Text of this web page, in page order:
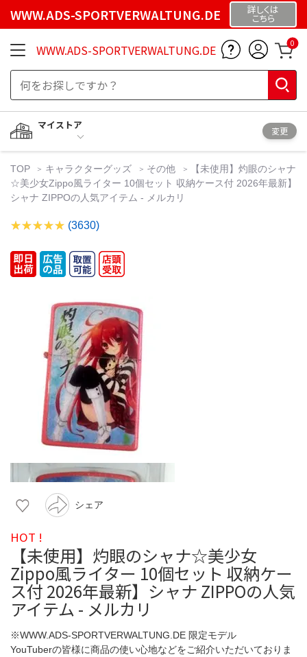
WWW.ADS-SPORTVERWALTUNG.DE 詳しくは
こちら
WWW.ADS-SPORTVERWALTUNG.DE 0
マイストア
変更
TOP キャラクターグッズ その他
【未使用】灼眼のシャナ
☆美少女Zippo風ライター 10個セット 収納ケース付 2026年最新】
シャナ ZIPPOの人気アイテム - メルカリ
(3630)
シェア
HOT !
【未使用】灼眼のシャナ☆美少女
Zippo風ライター 10個セット 収納ケー
ス付 2026年最新】シャナ ZIPPOの人気
アイテム - メルカリ
※WWW.ADS-SPORTVERWALTUNG.DE 限定モデル
YouTuberの皆様に商品の使い心地などをご紹介いただいておりま